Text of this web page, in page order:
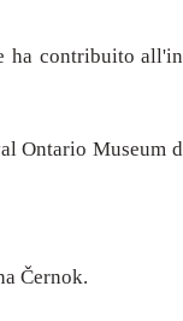
ha contribuito
Ontario Museum
Černok.